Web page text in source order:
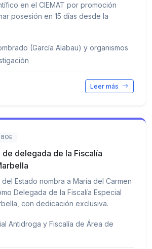
en el CIEMAT por promoción
posesión en 15 días desde la
(García Alabau) y organismos
Leer más
BOE
delegada de la Fiscalía
del Estado nombra a María del Carmen
Delegada de la Fiscalía Especial
con dedicación exclusiva.
Antidroga y Fiscalía de Área de